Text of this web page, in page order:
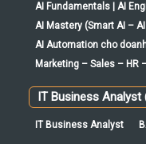
AI Fundamentals | AI
AI Mastery (Smart AI –
AI Automation cho
Marketing – Sales – HR
IT Business Analyst
IT Business Analyst